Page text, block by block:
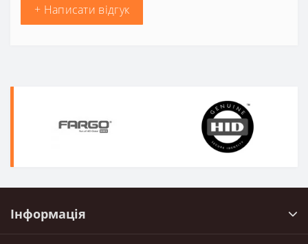
+ Написати відгук
Інформація